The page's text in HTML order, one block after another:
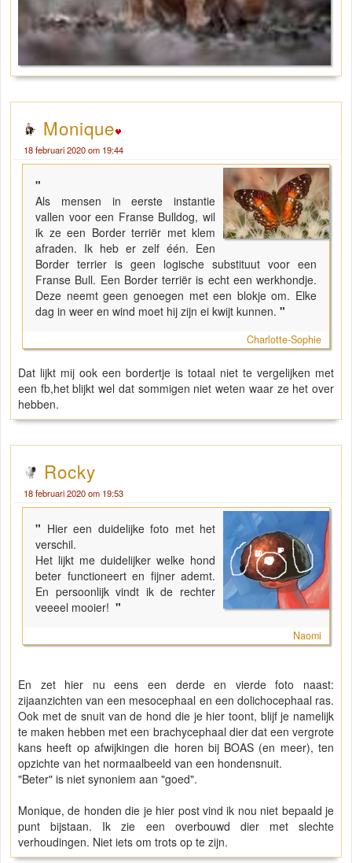
Monique
18 februari 2020 om 19:44
"
Als mensen in eerste instantie
vallen voor een Franse Bulldog, wil
ik ze een Border terriër met klem
afraden. Ik heb er zelf één. Een
Border terrier is geen logische substituut voor een
Franse Bull. Een Border terriër is echt een werkhondje.
Deze neemt geen genoegen met een blokje om. Elke
dag in weer en wind moet hij zijn ei kwijt kunnen. "
Charlotte-Sophie
Dat lijkt mij ook een bordertje is totaal niet te vergelijken met
een fb,het blijkt wel dat sommigen niet weten waar ze het over
hebben.
Rocky
18 februari 2020 om 19:53
" Hier een duidelijke foto met het
verschil.
Het lijkt me duidelijker welke hond
beter functioneert en fijner ademt.
En persoonlijk vindt ik de rechter
veeeel mooier! "
Naomi
En zet hier nu eens een derde en vierde foto naast:
zijaanzichten van een mesocephaal en een dolichocephaal ras.
Ook met de snuit van de hond die je hier toont, blijf je namelijk
te maken hebben met een brachycephaal dier dat een vergrote
kans heeft op afwijkingen die horen bij BOAS (en meer), ten
opzichte van het normaalbeeld van een hondensnuit.
"Beter" is niet synoniem aan "goed".
Monique, de honden die je hier post vind ik nou niet bepaald je
punt bijstaan. Ik zie een overbouwd dier met slechte
verhoudingen. Niet iets om trots op te zijn.